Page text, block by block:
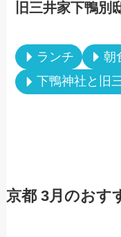
旧三井家下鴨別
ランチ 朝
下鴨神社と旧
京都 3月のおす